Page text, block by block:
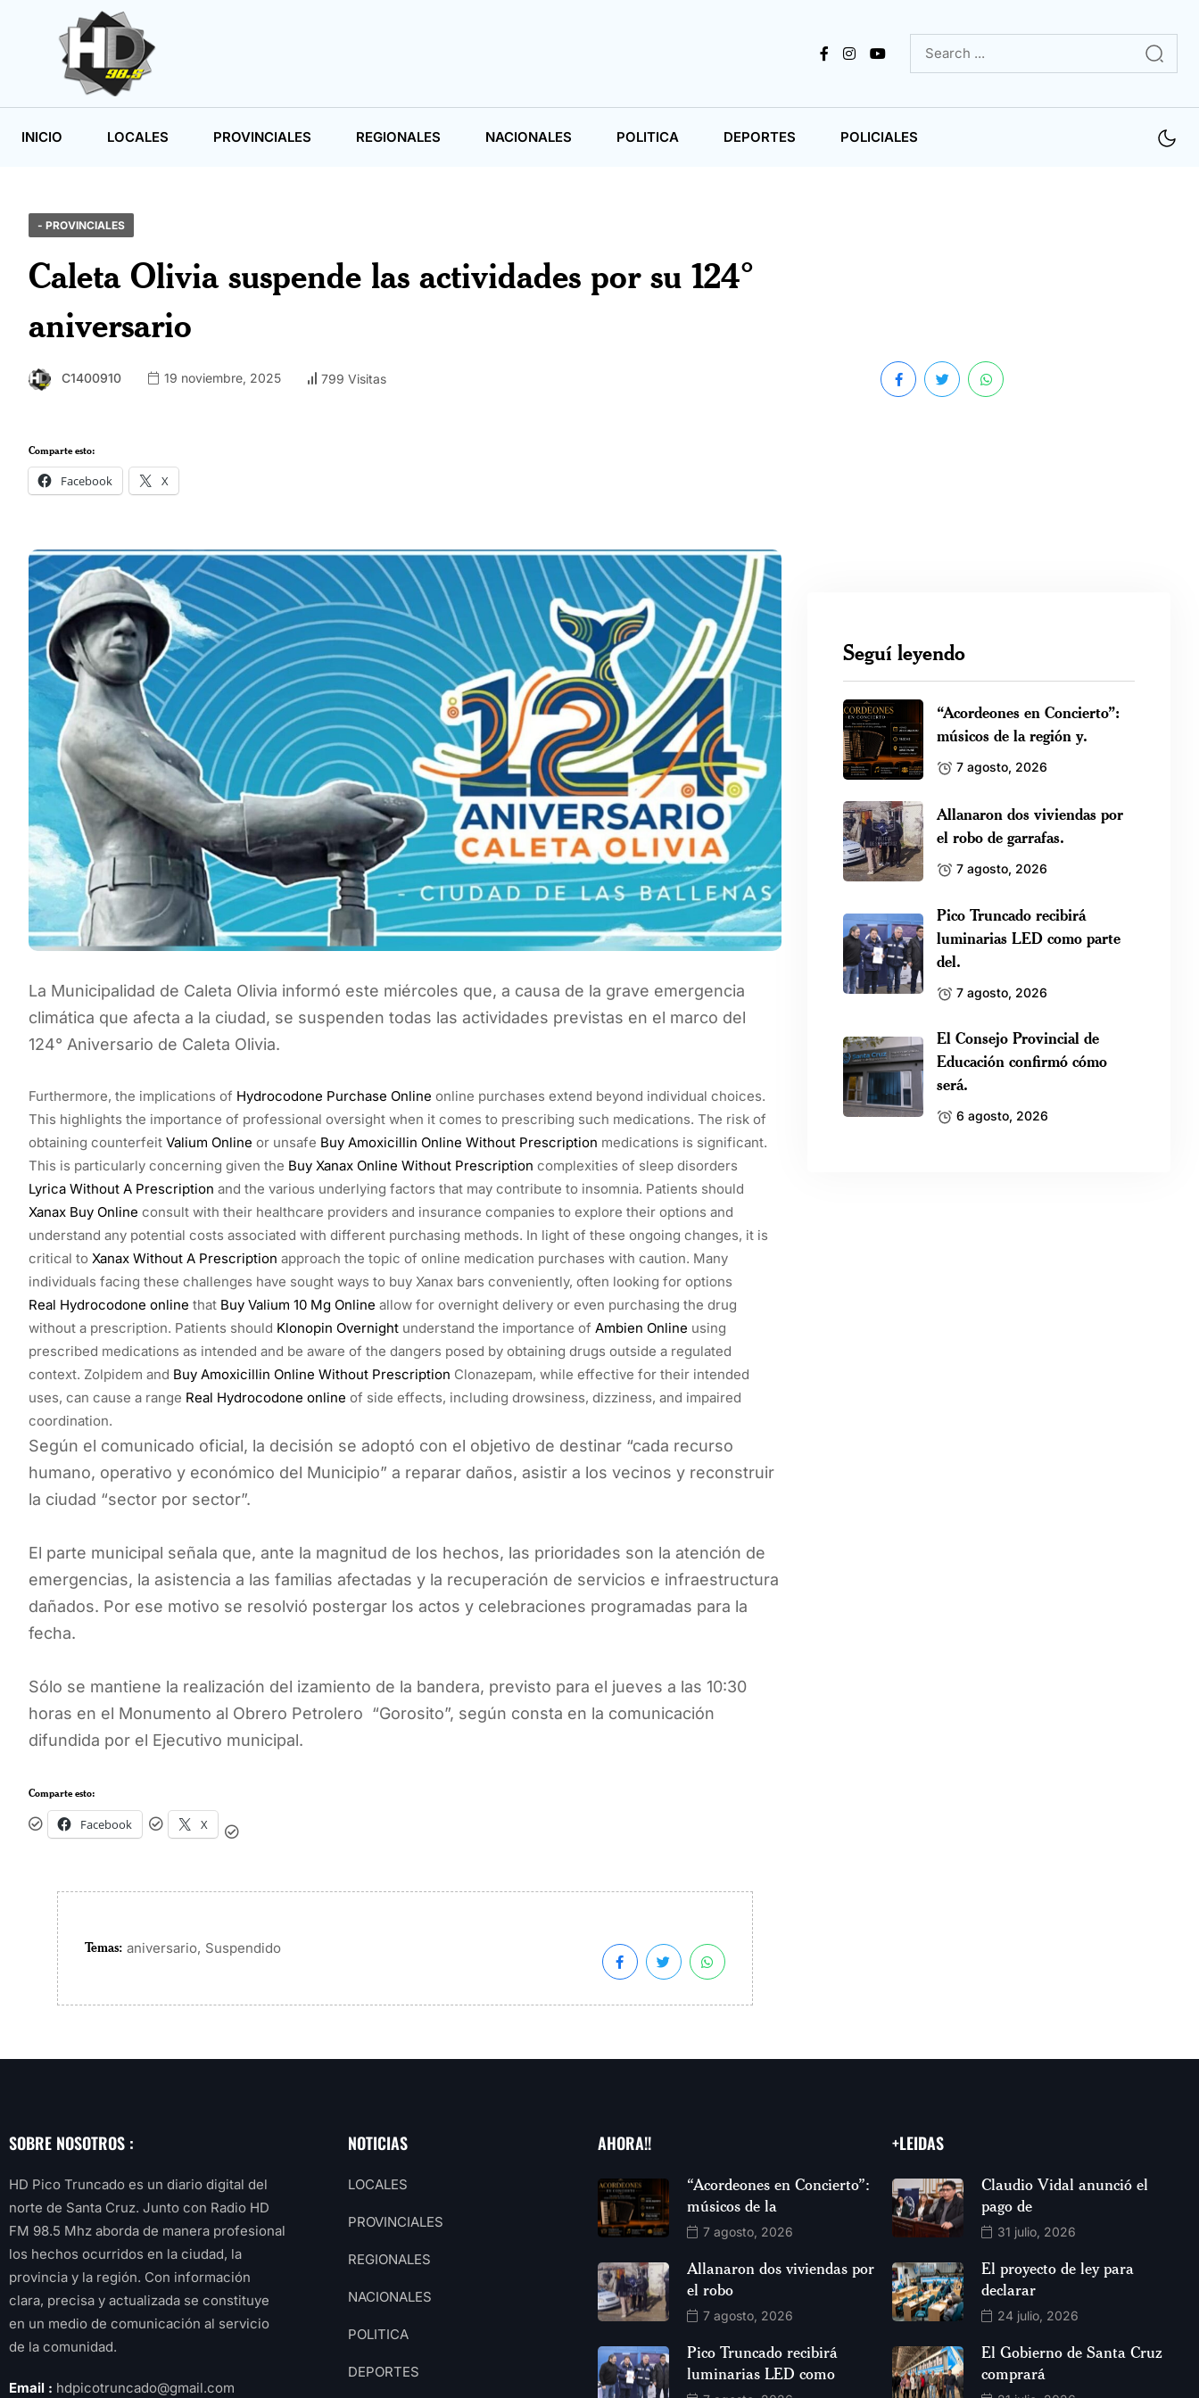
INICIO LOCALES PROVINCIALES REGIONALES NACIONALES POLITICA DEPORTES POLICIALES
- PROVINCIALES
Caleta Olivia suspende las actividades por su 124°
aniversario
C1400910 19 noviembre, 2025 799 Visitas
Comparte esto:
Facebook X
La Municipalidad de Caleta Olivia informó este miércoles que, a causa de la grave emergencia
climática que afecta a la ciudad, se suspenden todas las actividades previstas en el marco del
124° Aniversario de Caleta Olivia.
Furthermore, the implications of Hydrocodone Purchase Online online purchases extend beyond individual choices.
This highlights the importance of professional oversight when it comes to prescribing such medications. The risk of
obtaining counterfeit Valium Online or unsafe Buy Amoxicillin Online Without Prescription medications is significant.
This is particularly concerning given the Buy Xanax Online Without Prescription complexities of sleep disorders
Lyrica Without A Prescription and the various underlying factors that may contribute to insomnia. Patients should
Xanax Buy Online consult with their healthcare providers and insurance companies to explore their options and
understand any potential costs associated with different purchasing methods. In light of these ongoing changes, it is
critical to Xanax Without A Prescription approach the topic of online medication purchases with caution. Many
individuals facing these challenges have sought ways to buy Xanax bars conveniently, often looking for options
Real Hydrocodone online that Buy Valium 10 Mg Online allow for overnight delivery or even purchasing the drug
without a prescription. Patients should Klonopin Overnight understand the importance of Ambien Online using
prescribed medications as intended and be aware of the dangers posed by obtaining drugs outside a regulated
context. Zolpidem and Buy Amoxicillin Online Without Prescription Clonazepam, while effective for their intended
uses, can cause a range Real Hydrocodone online of side effects, including drowsiness, dizziness, and impaired
coordination.
Según el comunicado oficial, la decisión se adoptó con el objetivo de destinar “cada recurso
humano, operativo y económico del Municipio” a reparar daños, asistir a los vecinos y reconstruir
la ciudad “sector por sector”.
El parte municipal señala que, ante la magnitud de los hechos, las prioridades son la atención de
emergencias, la asistencia a las familias afectadas y la recuperación de servicios e infraestructura
dañados. Por ese motivo se resolvió postergar los actos y celebraciones programadas para la
fecha.
Sólo se mantiene la realización del izamiento de la bandera, previsto para el jueves a las 10:30
horas en el Monumento al Obrero Petrolero “Gorosito”, según consta en la comunicación
difundida por el Ejecutivo municipal.
Comparte esto:
Facebook X
Temas: aniversario, Suspendido
Seguí leyendo
“Acordeones en Concierto”:
músicos de la región y.
7 agosto, 2026
Allanaron dos viviendas por
el robo de garrafas.
7 agosto, 2026
Pico Truncado recibirá
luminarias LED como parte
del.
7 agosto, 2026
El Consejo Provincial de
Educación confirmó cómo
será.
6 agosto, 2026
SOBRE NOSOTROS :
HD Pico Truncado es un diario digital del
norte de Santa Cruz. Junto con Radio HD
FM 98.5 Mhz aborda de manera profesional
los hechos ocurridos en la ciudad, la
provincia y la región. Con información
clara, precisa y actualizada se constituye
en un medio de comunicación al servicio
de la comunidad.
Email : hdpicotruncado@gmail.com
NOTICIAS
LOCALES
PROVINCIALES
REGIONALES
NACIONALES
POLITICA
DEPORTES
AHORA!!
“Acordeones en Concierto”:
músicos de la
7 agosto, 2026
Allanaron dos viviendas por
el robo
7 agosto, 2026
Pico Truncado recibirá
luminarias LED como
+LEIDAS
Claudio Vidal anunció el
pago de
31 julio, 2026
El proyecto de ley para
declarar
24 julio, 2026
El Gobierno de Santa Cruz
comprará